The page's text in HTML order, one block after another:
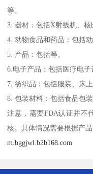
等。
3. 器材：包括X射线机、核
4. 动物食品和药品：包括
5. 产品：包括等。
6.电子产品：包括医疗电子
7. 纺织品：包括服装、床上
8. 包装材料：包括食品包
注意，需要FDA认证并不
核。具体情况需要根据产
m.bggjwl.b2b168.com